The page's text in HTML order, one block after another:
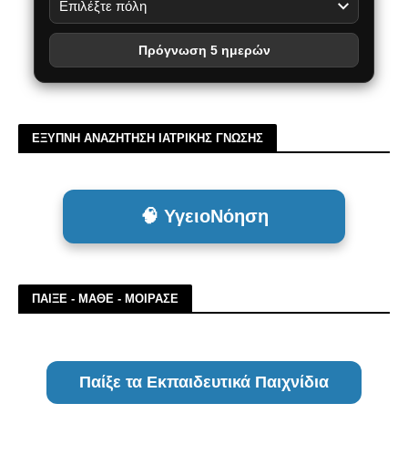
Πρόγνωση 5 ημερών
ΕΞΥΠΝΗ ΑΝΑΖΗΤΗΣΗ ΙΑΤΡΙΚΗΣ ΓΝΩΣΗΣ
🧠 ΥγειοΝόηση
ΠΑΙΞΕ - ΜΑΘΕ - ΜΟΙΡΑΣΕ
Παίξε τα Εκπαιδευτικά Παιχνίδια